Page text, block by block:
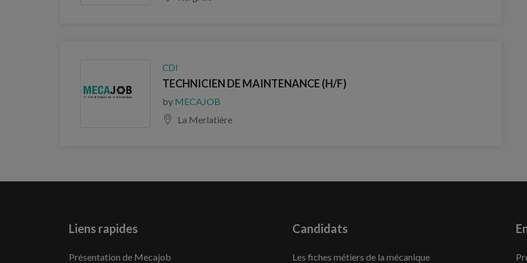
CDI
TECHNICIEN DE MAINTENANCE (H/F)
by MECAJOB
La Merlatière
Liens rapides
Présentation de Mecajob
Candidats
Les fiches métiers de la mécanique